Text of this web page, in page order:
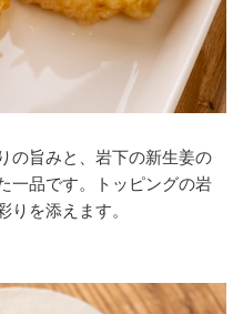
の旨みと、岩下の新生姜の
一品です。トッピングの岩
を添えます。